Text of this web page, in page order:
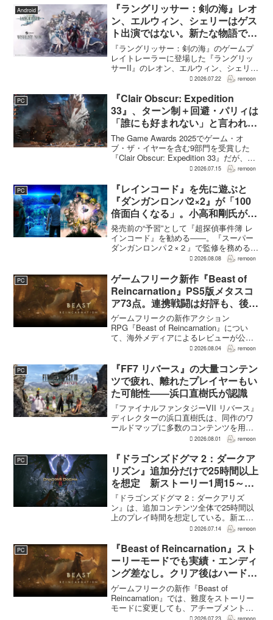
上に認知度向上へ貢献したと語った。現
在...
Android
『ラングリッサー：剣の海』レオ
ン、エルウィン、シェリーはゲス
ト出演ではない。新たな物語で重
要な役割を担う
『ラングリッサー：剣の海』のゲームプ
レイトレーラーに登場した『ラングリッ
サーII』のレオン、エルウィン、シェリー
は、単なるファンサービスやゲスト出演
を担う。ファミ通のメールインタビュー
で本作のプロデューサ...
2026.07.22 remoon
PC
『Clair Obscur: Expedition
33』、ターン制＋回避・パリィは
「誰にも好まれない」と言われて
いた 開発陣は実際に遊んだ面白
さを優先
The Game Awards 2025でゲーム・オ
ブ・ザ・イヤーを含む9部門を受賞した
『Clair Obscur: Expedition 33』だが、タ
ーン制バトルに回避やパリィを組み合わ
い」と何度も言...
2026.07.15 remoon
PC
『レインコード』を先に遊ぶと
『ダンガンロンパ2×2』が「100
倍面白くなる」。小高和剛氏がプ
レイをおすすめ
発売前の“予習”として『超探偵事件簿 レ
インコード』を勧める――。『スーパー
ダンガンロンパ２×２』で監修を務める小
高和剛氏が、そんなメッセージをファン
ューでの発言で、小高氏は「先に『レイ
ンコー...
2026.08.08 remoon
PC
ゲームフリーク新作『Beast of
Reincarnation』PS5版メタスコ
ア73点。連携戦闘は好評も、後半
の“ボス再戦続き”には不満
ゲームフリークの新作アクション
RPG『Beast of Reincarnation』につい
て、海外メディアによるレビューが公開
された。PS5版のメタスコアは73。採点
否両論で、不評に分類されたレビュ...
2026.08.04 remoon
PC
『FF7 リバース』の大量コンテン
ツで疲れ、離れたプレイヤーもい
た可能性――浜口直樹氏が認識
『ファイナルファンタジーVII リバース』
ディレクターの浜口直樹氏は、同作のワ
ールドマップに多数のコンテンツを用意
したことで、一部のプレイヤーが疲れを
性があるとの認識を示した。
GamesRadar+のイン...
2026.08.01 remoon
PC
『ドラゴンズドグマ 2：ダークア
リズン』追加分だけで25時間以上
を想定 新ストーリー1周15～20
時間、12種ダンジョンは各30分
～1時間
『ドラゴンズドグマ 2：ダークアリズ
ン』は、追加コンテンツ全体で25時間以
上のプレイ時間を想定している。新エリ
ア「ノルガン」で展開されるメインシナ
追加される12種類のユニークダンジョン
「忘れられた試...
2026.07.14 remoon
PC
『Beast of Reincarnation』スト
ーリーモードでも実績・エンディ
ング差なし。クリア後はハード超
えのNEW GAME+も
ゲームフリークの新作『Beast of
Reincarnation』では、難度をストーリー
モードに変更しても、アチーブメントや
収集要素、エンディングに違いはない。
2026.07.23 remoon